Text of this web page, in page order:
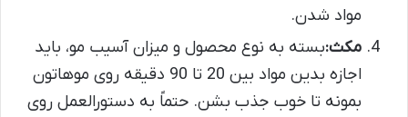
مواد شدن.
مکث:بسته به نوع محصول و میزان آسیب مو، باید
اجازه بدین مواد بین 20 تا 90 دقیقه روی موهاتون
بمونه تا خوب جذب بشن. حتماً به دستورالعمل روی